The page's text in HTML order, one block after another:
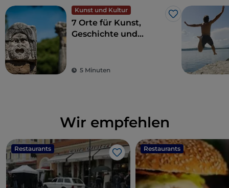
Kunst und Kultur
Like
7 Orte für Kunst,
Geschichte und
5 Minuten
Wir empfehlen
Restaurants
Like
Restaurants